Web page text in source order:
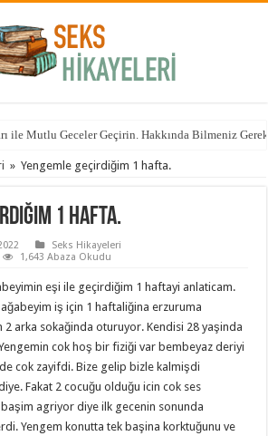
ile Mutlu Geceler Geçirin. Hakkında Bilmeniz
» Yengemle geçirdiğim 1 hafta.
1 hafta.
Seks Hikayeleri
1,643 Abaza Okudu
eşi ile geçirdiğim 1 haftayi anlaticam.
iş için 1 haftaliğina erzuruma
2 arka sokağinda oturuyor. Kendisi 28 yaşinda
cok hoş bir fiziği var bembeyaz deriyi
cok zayifdi. Bize gelip bizle kalmişdi
Fakat 2 cocuğu olduğu icin cok ses
agriyor diye ilk gecenin sonunda
Yengem konutta tek başina korktuğunu ve